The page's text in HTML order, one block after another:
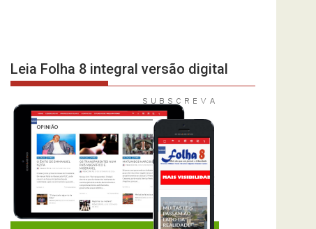
Leia Folha 8 integral versão digital